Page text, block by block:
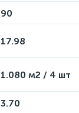
90
17.98
1.080 м2 / 4 шт
3.70